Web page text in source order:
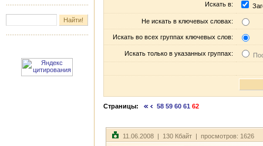
Искать в:
Не искать в ключевых словах:
Искать во всех группах ключевых слов:
Искать только в указанных группах:
Страницы: 58 59 60 61 62
11.06.2008 | 130 Кбайт | просмотров: 1626